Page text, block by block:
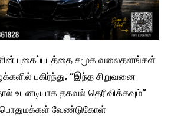
புகைப்படத்தை சமூக வலைதளங்கள்
பகிர்ந்து, “இந்த சிறுவனை
உடனடியாக தகவல் தெரிவிக்கவும்”
பொதுமக்கள் வேண்டுகோள்